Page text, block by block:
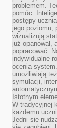
problemem.
pomóc.
postępy
jego poziomu,
wizualizują
już
popracować.
indywidualne
ocenia
umożliwiają
symulacji,
Istotnym
W tradycyjnej
każdemu
Jedni się